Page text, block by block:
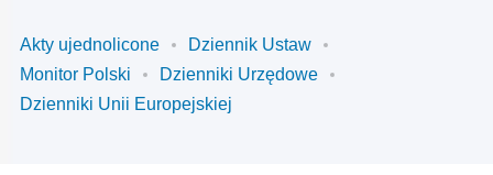
Akty ujednolicone
Dziennik Ustaw
Monitor Polski
Dzienniki Urzędowe
Dzienniki Unii Europejskiej